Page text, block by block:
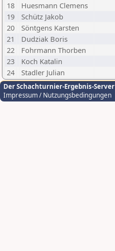
18
Huesmann Clemens
19
Schütz Jakob
20
Söntgens Karsten
21
Dudziak Boris
22
Fohrmann Thorben
23
Koch Katalin
24
Stadler Julian
Der Schachturnier-Ergebnis-Server
Impressum / Nutzungsbedingungen